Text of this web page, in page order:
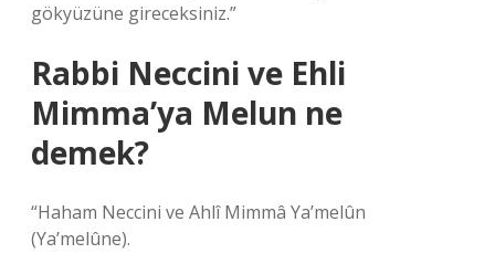
gökyüzüne gireceksiniz.”
Rabbi Neccini ve Ehli
Mimma’ya Melun ne
demek?
“Haham Neccini ve Ahlî Mimmâ Ya’melûn
(Ya’melûne).